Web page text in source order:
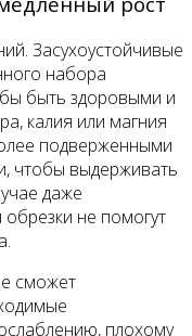
Засухоустойчивые
набора
быть здоровыми и
калия или магния
подверженными
чтобы выдерживать
даже
не помогут
сможет
плохому